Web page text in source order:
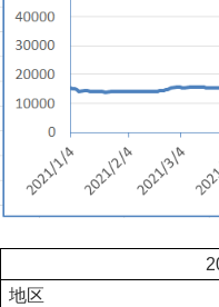
地区